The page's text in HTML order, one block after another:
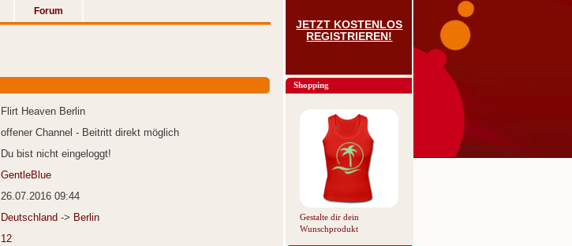
Forum
Flirt Heaven Berlin
offener Channel - Beitritt direkt möglich
Du bist nicht eingeloggt!
GentleBlue
26.07.2016 09:44
Deutschland -> Berlin
12
JETZT KOSTENLOS
REGISTRIEREN!
Shopping
Gestalte dir dein
Wunschprodukt